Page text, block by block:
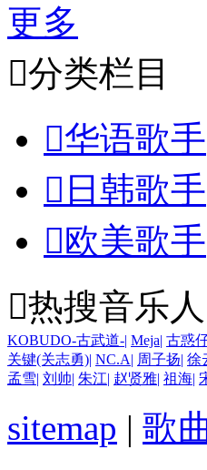
更多
分类栏目
华语歌手
 日韩歌手
欧美歌手
热搜音乐人
KOBUDO-古武道-| Meja| 古惑
关键(关志勇)| NC.A| 周子扬| 徐
孟雪| 刘帅| 朱江| 赵贤雅| 祖海|
sitemap | 歌